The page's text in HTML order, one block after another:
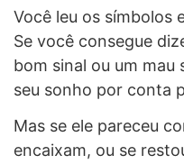
Você leu os símbolos
Se você consegue
bom sinal ou um
seu sonho por conta
Mas se ele pareceu
encaixam, ou se